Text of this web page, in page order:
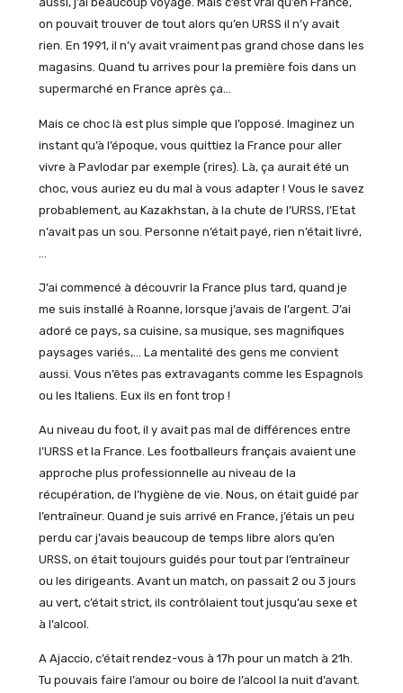
on pouvait trouver de tout alors qu’en URSS il n’y avait
rien. En 1991, il n’y avait vraiment pas grand chose dans les
magasins. Quand tu arrives pour la première fois dans un
supermarché en France après ça…
Mais ce choc là est plus simple que l’opposé. Imaginez un
instant qu’à l’époque, vous quittiez la France pour aller
vivre à Pavlodar par exemple (rires). Là, ça aurait été un
choc, vous auriez eu du mal à vous adapter ! Vous le savez
probablement, au Kazakhstan, à la chute de l’URSS, l’Etat
n’avait pas un sou. Personne n’était payé, rien n’était livré,
J’ai commencé à découvrir la France plus tard, quand je
me suis installé à Roanne, lorsque j’avais de l’argent. J’ai
adoré ce pays, sa cuisine, sa musique, ses magnifiques
paysages variés,… La mentalité des gens me convient
aussi. Vous n’êtes pas extravagants comme les Espagnols
ou les Italiens. Eux ils en font trop !
Au niveau du foot, il y avait pas mal de différences entre
l’URSS et la France. Les footballeurs français avaient une
approche plus professionnelle au niveau de la
récupération, de l’hygiène de vie. Nous, on était guidé par
l’entraîneur. Quand je suis arrivé en France, j’étais un peu
perdu car j’avais beaucoup de temps libre alors qu’en
URSS, on était toujours guidés pour tout par l’entraîneur
ou les dirigeants. Avant un match, on passait 2 ou 3 jours
au vert, c’était strict, ils contrôlaient tout jusqu’au sexe et
à l’alcool.
A Ajaccio, c’était rendez-vous à 17h pour un match à 21h.
Tu pouvais faire l’amour ou boire de l’alcool la nuit d’avant.